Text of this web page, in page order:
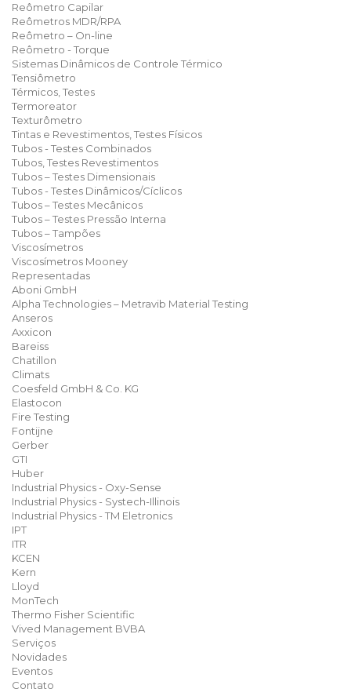
Reômetro Capilar
Reômetros MDR/RPA
Reômetro – On-line
Reômetro - Torque
Sistemas Dinâmicos de Controle Térmico
Tensiômetro
Térmicos, Testes
Termoreator
Texturômetro
Tintas e Revestimentos, Testes Físicos
Tubos - Testes Combinados
Tubos, Testes Revestimentos
Tubos – Testes Dimensionais
Tubos - Testes Dinâmicos/Cíclicos
Tubos – Testes Mecânicos
Tubos – Testes Pressão Interna
Tubos – Tampões
Viscosímetros
Viscosímetros Mooney
Representadas
Aboni GmbH
Alpha Technologies – Metravib Material Testing
Anseros
Axxicon
Bareiss
Chatillon
Climats
Coesfeld GmbH & Co. KG
Elastocon
Fire Testing
Fontijne
Gerber
GTI
Huber
Industrial Physics - Oxy-Sense
Industrial Physics - Systech-Illinois
Industrial Physics - TM Eletronics
IPT
ITR
KCEN
Kern
Lloyd
MonTech
Thermo Fisher Scientific
Vived Management BVBA
Serviços
Novidades
Eventos
Contato